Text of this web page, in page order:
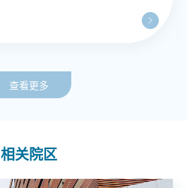
查看更多
相关院区